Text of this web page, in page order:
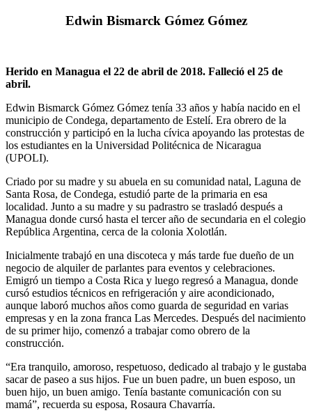
Edwin Bismarck Gómez Gómez
Herido en Managua el 22 de abril de 2018. Falleció el 25 de
abril.
Edwin Bismarck Gómez Gómez tenía 33 años y había nacido en el
municipio de Condega, departamento de Estelí. Era obrero de la
construcción y participó en la lucha cívica apoyando las protestas de
los estudiantes en la Universidad Politécnica de Nicaragua
(UPOLI).
Criado por su madre y su abuela en su comunidad natal, Laguna de
Santa Rosa, de Condega, estudió parte de la primaria en esa
localidad. Junto a su madre y su padrastro se trasladó después a
Managua donde cursó hasta el tercer año de secundaria en el colegio
República Argentina, cerca de la colonia Xolotlán.
Inicialmente trabajó en una discoteca y más tarde fue dueño de un
negocio de alquiler de parlantes para eventos y celebraciones.
Emigró un tiempo a Costa Rica y luego regresó a Managua, donde
cursó estudios técnicos en refrigeración y aire acondicionado,
aunque laboró muchos años como guarda de seguridad en varias
empresas y en la zona franca Las Mercedes. Después del nacimiento
de su primer hijo, comenzó a trabajar como obrero de la
construcción.
“Era tranquilo, amoroso, respetuoso, dedicado al trabajo y le gustaba
sacar de paseo a sus hijos. Fue un buen padre, un buen esposo, un
buen hijo, un buen amigo. Tenía bastante comunicación con su
mamá”, recuerda su esposa, Rosaura Chavarría.